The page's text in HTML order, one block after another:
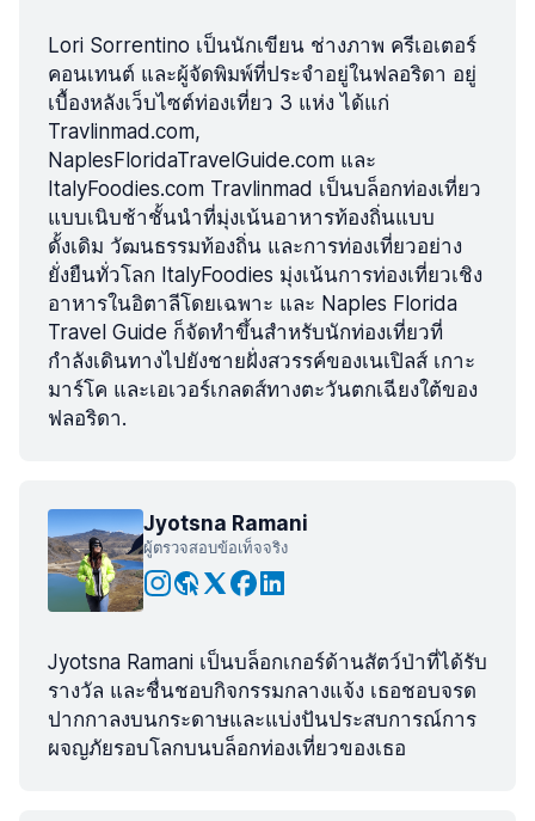
Lori Sorrentino เป็นนักเขียน ช่างภาพ ครีเอเตอร์
คอนเทนต์ และผู้จัดพิมพ์ที่ประจำอยู่ในฟลอริดา อยู่
เบื้องหลังเว็บไซต์ท่องเที่ยว 3 แห่ง ได้แก่
Travlinmad.com,
NaplesFloridaTravelGuide.com และ
ItalyFoodies.com Travlinmad เป็นบล็อกท่องเที่ยว
แบบเนิบช้าชั้นนำที่มุ่งเน้นอาหารท้องถิ่นแบบ
ดั้งเดิม วัฒนธรรมท้องถิ่น และการท่องเที่ยวอย่าง
ยั่งยืนทั่วโลก ItalyFoodies มุ่งเน้นการท่องเที่ยวเชิง
อาหารในอิตาลีโดยเฉพาะ และ Naples Florida
Travel Guide ก็จัดทำขึ้นสำหรับนักท่องเที่ยวที่
กำลังเดินทางไปยังชายฝั่งสวรรค์ของเนเปิลส์ เกาะ
มาร์โค และเอเวอร์เกลดส์ทางตะวันตกเฉียงใต้ของ
ฟลอริดา.
Jyotsna Ramani
ผู้ตรวจสอบข้อเท็จจริง
Jyotsna Ramani เป็นบล็อกเกอร์ด้านสัตว์ป่าที่ได้รับ
รางวัล และชื่นชอบกิจกรรมกลางแจ้ง เธอชอบจรด
ปากกาลงบนกระดาษและแบ่งปันประสบการณ์การ
ผจญภัยรอบโลกบนบล็อกท่องเที่ยวของเธอ